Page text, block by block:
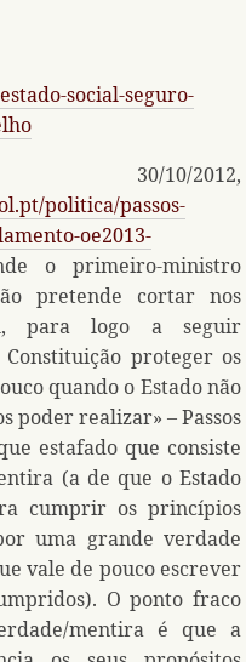
social-seguro-
2012,
politica/passos-
oe2013-
o primeiro-ministro
pretende cortar nos
para logo a seguir
proteger os
quando o Estado não
poder realizar» – Passos
estafado que consiste
(a de que o Estado
cumprir os princípios
uma grande verdade
vale de pouco escrever
O ponto fraco
mentira é que a